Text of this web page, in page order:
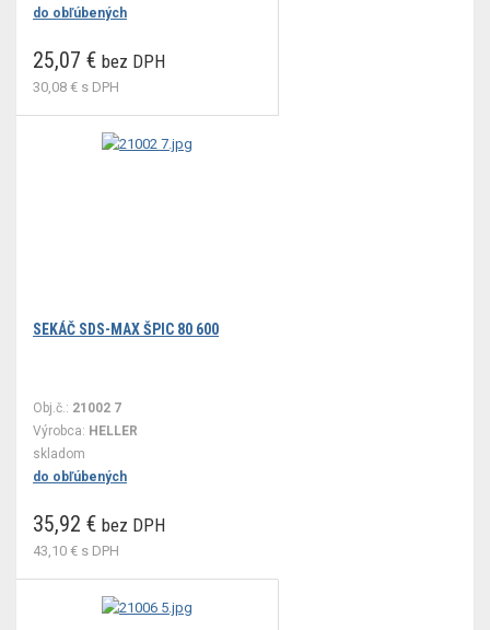
do obľúbených
25,07 € bez DPH
30,08 € s DPH
SEKÁČ SDS-MAX ŠPIC 80 600
Obj.č.: 21002 7
Výrobca: HELLER
skladom
do obľúbených
35,92 € bez DPH
43,10 € s DPH